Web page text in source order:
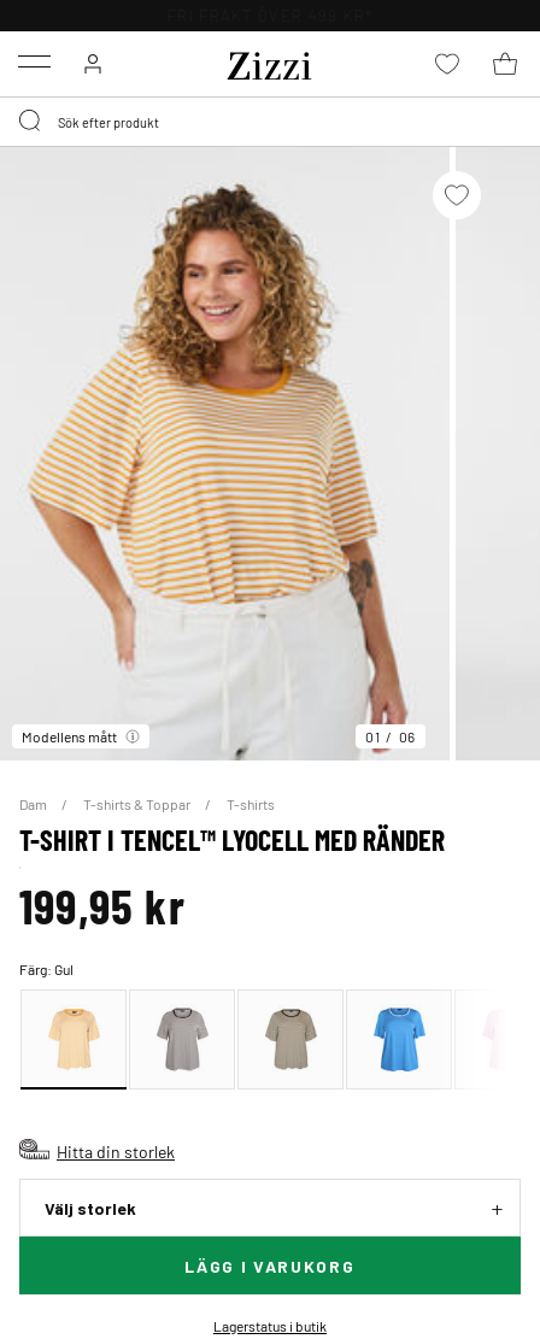
Menu
Modellens mått 01 06
Dam T-shirts & Toppar T-shirts
T-SHIRT I TENCEL™ LYOCELL MED RÄNDER
199,95 kr
Färg:Gul
Hitta din storlek
Välj storlek
LÄGG I VARUKORG
Lagerstatus i butik